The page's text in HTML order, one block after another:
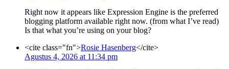
Right now it appears like Expression Engine is the preferred
blogging platform available right now. (from what I’ve read)
Is that what you’re using on your blog?
<cite class="fn">Rosie Hasenberg</cite>
Agustus 4, 2026 at 11:34 pm